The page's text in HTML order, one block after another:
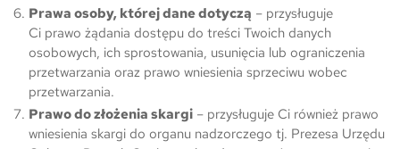
Prawa osoby, której dane dotyczą – przysługuje
Ci prawo żądania dostępu do treści Twoich danych
osobowych, ich sprostowania, usunięcia lub ograniczenia
przetwarzania oraz prawo wniesienia sprzeciwu wobec
przetwarzania.
Prawo do złożenia skargi – przysługuje Ci również prawo
wniesienia skargi do organu nadzorczego tj. Prezesa Urzędu